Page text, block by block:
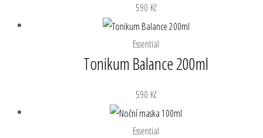
590 Kč
Essential
Tonikum Balance 200ml
590 Kč
Essential